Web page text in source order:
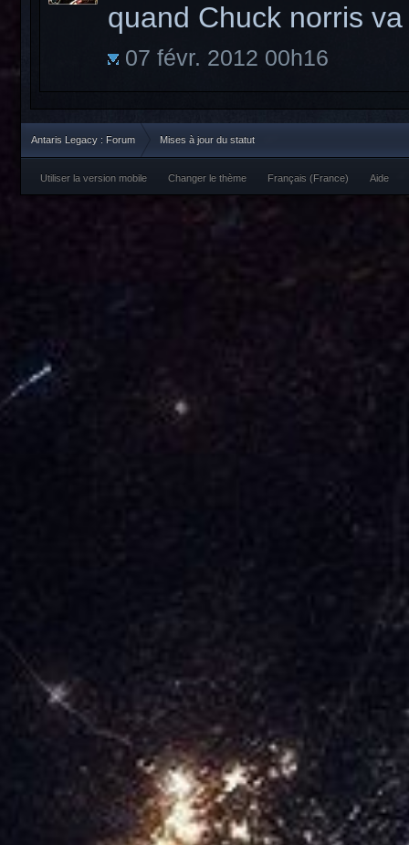
quand Chuck norris
07 févr. 2012 00h16
Antaris Legacy : Forum Mises à jour du statut
Utiliser la version mobile Changer le thème Français (France) Aide